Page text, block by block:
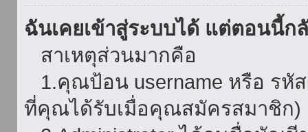
ฉันเคยเข้าสู่ระบบได้ แต่ตอนนี้ก
สาเหตุส่วนมากคือ
1.คุณป้อน username หรือ รหั
ที่คุณได้รับเมื่อคุณสมัครสมาชิก)